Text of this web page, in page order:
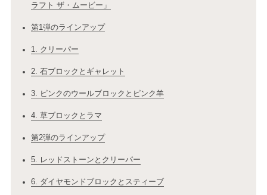
ラフト ザ・ムービー」
第1弾のラインアップ
1. クリーパー
2. 石ブロックとギャレット
3. ピンクのウールブロックとピンク羊
4. 草ブロックとラマ
第2弾のラインアップ
5. レッドストーンとクリーパー
6. ダイヤモンドブロックとスティーブ